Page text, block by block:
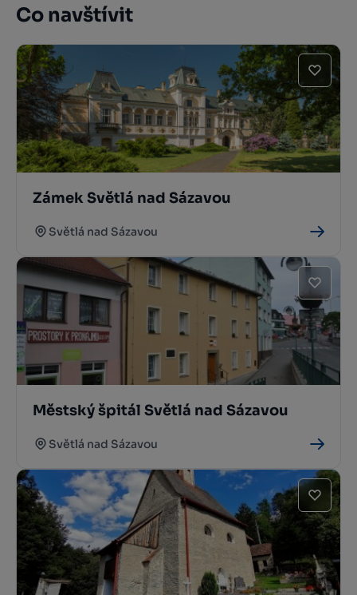
Co navštívit
Zámek Světlá nad Sázavou
Světlá nad Sázavou
Městský špitál Světlá nad Sázavou
Světlá nad Sázavou